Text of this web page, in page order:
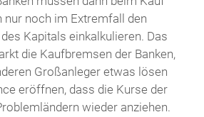
nur noch im Extremfall den
Kapitals einkalkulieren. Das
die Kaufbremsen der Banken,
Großanleger etwas lösen
eröffnen, dass die Kurse der
wieder anziehen.